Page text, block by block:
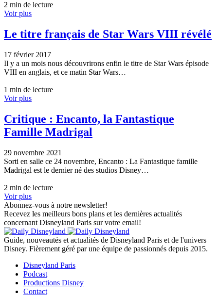
2 min de lecture
Voir plus
Le titre français de Star Wars VIII révélé
17 février 2017
Il y a un mois nous découvrirons enfin le titre de Star Wars épisode
VIII en anglais, et ce matin Star Wars…
1 min de lecture
Voir plus
Critique : Encanto, la Fantastique
Famille Madrigal
29 novembre 2021
Sorti en salle ce 24 novembre, Encanto : La Fantastique famille
Madrigal est le dernier né des studios Disney…
2 min de lecture
Voir plus
Abonnez-vous à notre newsletter!
Recevez les meilleurs bons plans et les dernières actualités
concernant Disneyland Paris sur votre email!
Guide, nouveautés et actualités de Disneyland Paris et de l'univers
Disney. Fièrement géré par une équipe de passionnés depuis 2015.
Disneyland Paris
Podcast
Productions Disney
Contact